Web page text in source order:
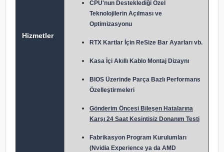
Hizmetler
CPU'nun Desteklediği Özel
Teknolojilerin Açılması ve
Optimizasyonu
RTX Kartlar İçin ReSize Bar Ayarları vb.
Kasa İçi Akıllı Kablo Montaj Dizaynı
BIOS Üzerinde Parça Bazlı Performans
Özelleştirmeleri
Gönderim Öncesi Bileşen Hatalarına
Karşı 24 Saat Kesintisiz Donanım Testi
Fabrikasyon Program Kurulumları
(Nvidia Experience ya da AMD